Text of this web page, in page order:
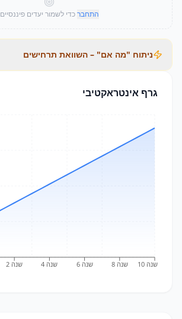
התחברכדי לשמור יעדים פיננסיים
ניתוח "מה אם" – השוואת תרחישים
גרף אינטראקטיבי
שנה 2 שנה 4 שנה 6 שנה 8 שנה 10